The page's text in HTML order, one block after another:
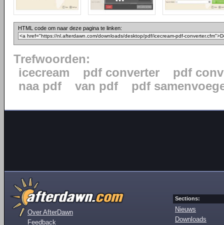
HTML code om naar deze pagina te linken:
Trefwoorden:
icecream
pdf converter
pdf
naa pdf
van pdf pdf
Over AfterDawn
Feedback
Sections:
Nieuws
Downloads